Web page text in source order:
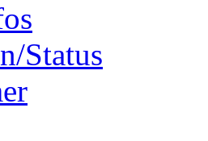
Status